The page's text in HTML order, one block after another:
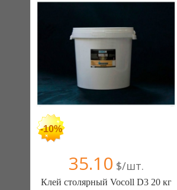
-10%
35.10 $/шт.
Клей столярный Vocoll D3 20 кг